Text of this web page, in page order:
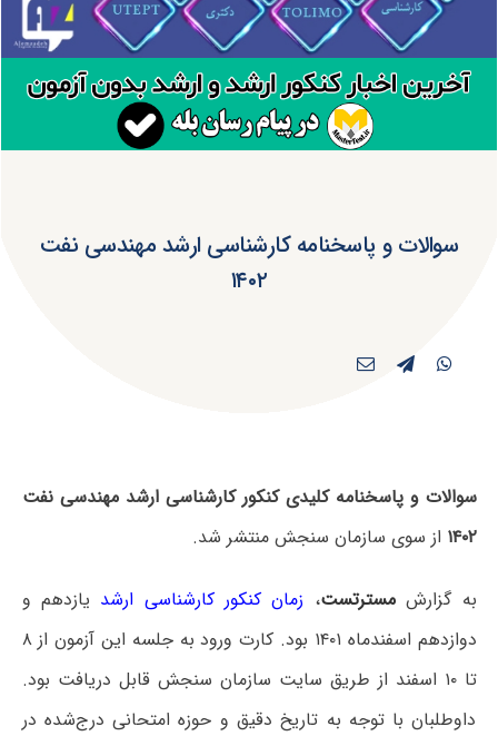
سوالات و پاسخنامه کارشناسی ارشد مهندسی نفت
۱۴۰۲
سوالات و پاسخنامه کلیدی کنکور کارشناسی ارشد مهندسی نفت
۱۴۰۲ از سوی سازمان سنجش منتشر شد.
به گزارشمسترتست، زمان کنکور کارشناسی ارشد یازدهم و
دوازدهم اسفندماه ۱۴۰۱ بود. کارت ورود به جلسه این آزمون از ۸
تا ۱۰ اسفند از طریق سایت سازمان سنجش قابل دریافت بود.
داوطلبان با توجه به تاریخ دقیق و حوزه امتحانی درج‌شده در